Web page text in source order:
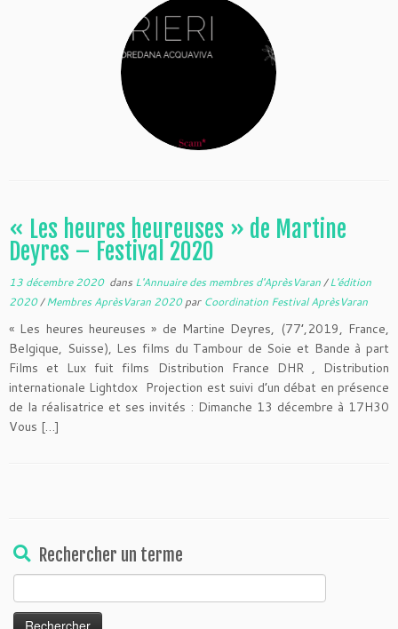
« Les heures heureuses » de Martine
Deyres – Festival 2020
13 décembre 2020dans L'Annuaire des membres d'AprèsVaran/L'édition
2020/Membres AprèsVaran 2020par Coordination Festival AprèsVaran
« Les heures heureuses » de Martine Deyres, (77’,2019, France,
Belgique, Suisse), Les films du Tambour de Soie et Bande à part
Films et Lux fuit films Distribution France DHR , Distribution
internationale Lightdox Projection est suivi d’un débat en présence
de la réalisatrice et ses invités : Dimanche 13 décembre à 17H30
Vous […]
Rechercher un terme